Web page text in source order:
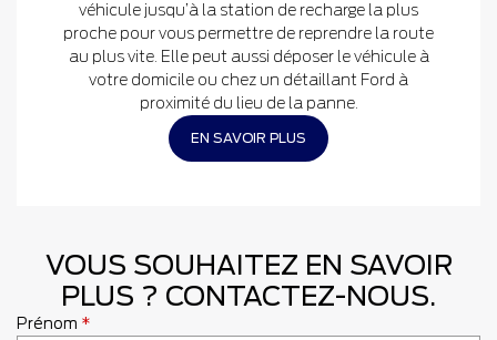
véhicule jusqu’à la station de recharge la plus
proche pour vous permettre de reprendre la route
au plus vite. Elle peut aussi déposer le véhicule à
votre domicile ou chez un détaillant Ford à
proximité du lieu de la panne.
EN SAVOIR PLUS
VOUS SOUHAITEZ EN SAVOIR
PLUS ? CONTACTEZ-NOUS.
Prénom *